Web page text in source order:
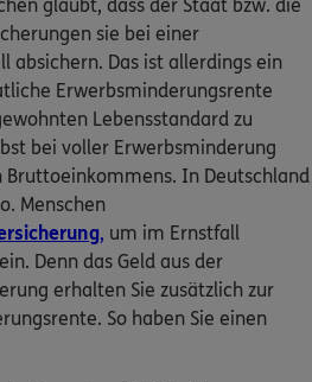
glaubt, dass der Staat bzw. die
sie bei einer
absichern. Das ist allerdings ein
Erwerbsminderungsrente
Lebensstandard zu
bei voller Erwerbsminderung
In Deutschland
Menschen
, um im Ernstfall
Denn das Geld aus der
erhalten Sie zusätzlich zur
So haben Sie einen